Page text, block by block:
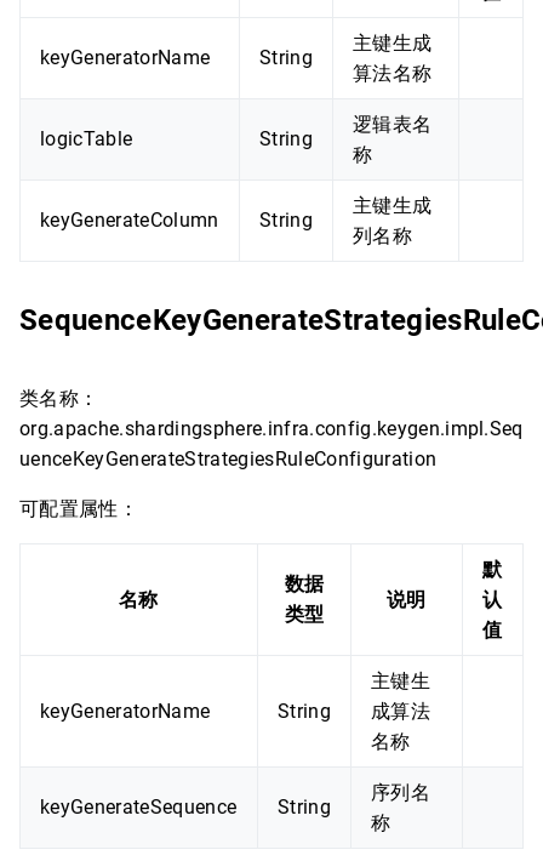
keyGeneratorName String
主键生成
算法名称
logicTable String
逻辑表名
称
keyGenerateColumn String
主键生成
列名称
类名称：
org.apache.shardingsphere.infra.config.keygen.impl.Seq
uenceKeyGenerateStrategiesRuleConfiguration
可配置属性：
名称
数据
类型
说明
默
认
值
keyGeneratorName String
主键生
成算法
名称
keyGenerateSequence String
序列名
称